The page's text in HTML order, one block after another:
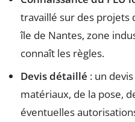
travaillé sur des projets
île de Nantes, zone
connaît les règles.
Devis détaillé : un
matériaux, de la pose,
éventuelles